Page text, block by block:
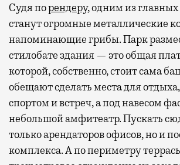
Судя порендеру, одним из
станут огромные металлические
напоминающие грибы. Парк
стилобате здания — это общая
которой, собственно, стоит сама
обещают сделать места для
спортом и встреч, а под навесом
небольшой амфитеатр. Пускать
только арендаторов офисов, но и
комплекса. А по периметру